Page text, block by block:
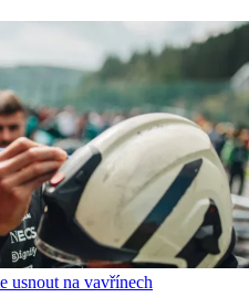
usnout na vavřínech